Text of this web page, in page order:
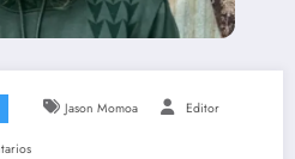
Jason Momoa Editor